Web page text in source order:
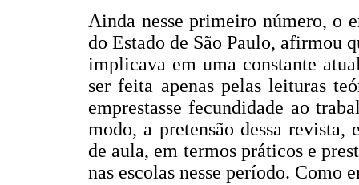
Ainda nesse primeiro número, o
do Estado de São Paulo, afirmou
implicava em uma constante
ser feita apenas pelas leituras
emprestasse fecundidade ao
modo, a pretensão dessa revista,
de aula, em termos práticos e
nas escolas nesse período. Como